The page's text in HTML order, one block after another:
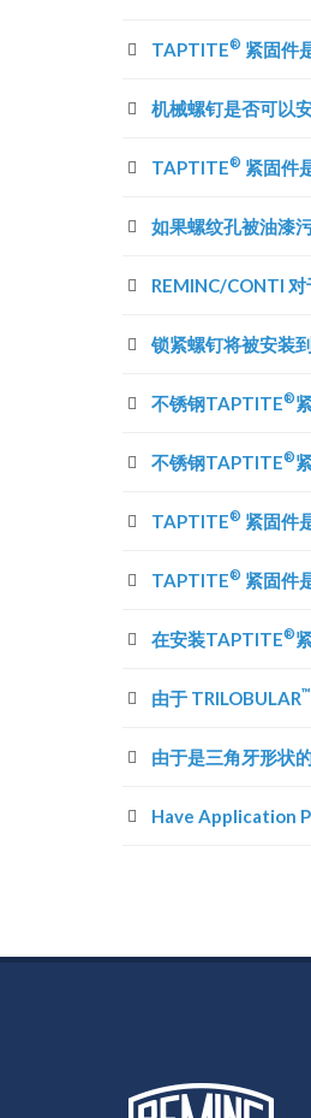
TAPTITE® 紧固件
机械螺钉是否可以
TAPTITE® 紧固件
如果螺纹孔被油漆
REMINC/CONTI
锁紧螺钉将被安装
不锈钢TAPTITE®
不锈钢TAPTITE®
TAPTITE® 紧固件
TAPTITE® 紧固件
在安装TAPTITE®
由于 TRILOBULAR™
由于是三角牙形状
Have Application